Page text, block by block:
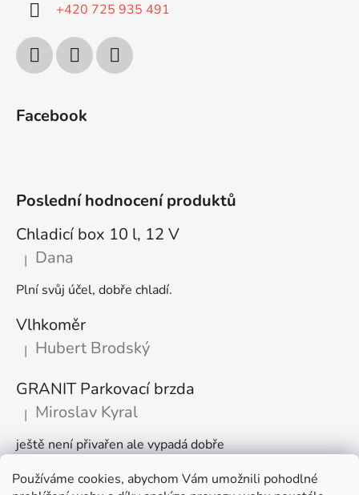
Používáme cookies, abychom Vám umožnili pohodlné
+420 725 935 491
Facebook
Poslední hodnocení produktů
Chladicí box 10 l, 12 V
Hodnocení produktu je 5 z 5 hvězdiček.
| Dana
Plní svůj účel, dobře chladí.
Vlhkoměr
Hodnocení produktu je 5 z 5 hvězdiček.
| Hubert Brodský
GRANIT Parkovací brzda
Hodnocení produktu je 5 z 5 hvězdiček.
| Miroslav Kyral
ještě není přivařen ale vypadá dobře